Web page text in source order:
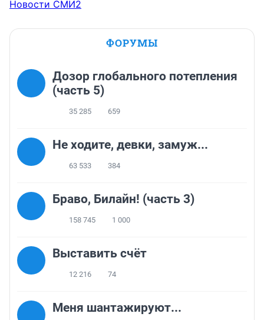
Новости СМИ2
ФОРУМЫ
Дозор глобального потепления
(часть 5)
35 285 659
Не ходите, девки, замуж...
63 533 384
Браво, Билайн! (часть 3)
158 745 1 000
Выставить счёт
12 216 74
Меня шантажируют...